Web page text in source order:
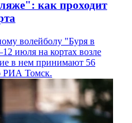
как проходит
волейболу "Буря в
июля на кортах возле
в нем принимают 56
РИА Томск.